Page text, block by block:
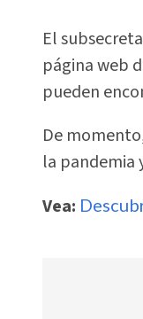
El
página web
pueden
De
la pandemia
Vea: